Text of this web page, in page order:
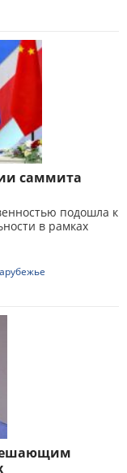
саммита
подошла к
в рамках
решающим